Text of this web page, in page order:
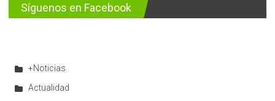
Síguenos en Facebook
+Noticias
Actualidad